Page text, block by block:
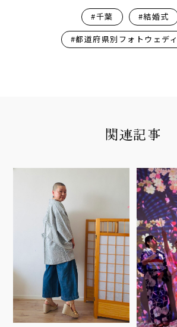
#千葉
#結婚式
#都道府県別フォトウェデ
関連記事